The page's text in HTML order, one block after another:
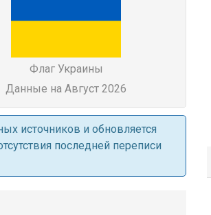
Флаг Украины
Данные на Август 2026
источников и обновляется
последней переписи